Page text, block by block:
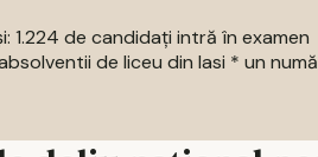
1.224 de candidați intră în examen
de liceu din Iasi * un